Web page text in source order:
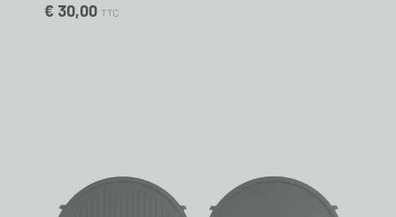
€ 30,00 TTC